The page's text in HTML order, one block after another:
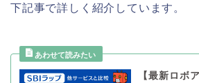
下記事で詳しく紹介しています。
【最新ロボ